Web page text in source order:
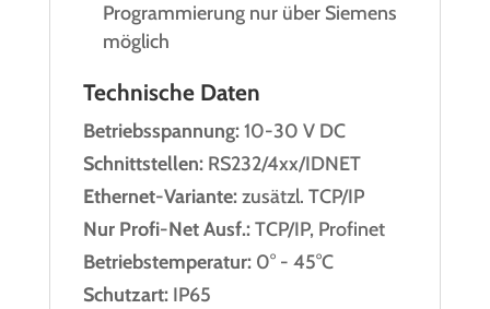
Programmierung nur über Siemens
möglich
Technische Daten
Betriebsspannung:10-30 V DC
Schnittstellen:RS232/4xx/IDNET
Ethernet-Variante:zusätzl. TCP/IP
Nur Profi-Net Ausf.:TCP/IP, Profinet
Betriebstemperatur:0° - 45°C
Schutzart:IP65